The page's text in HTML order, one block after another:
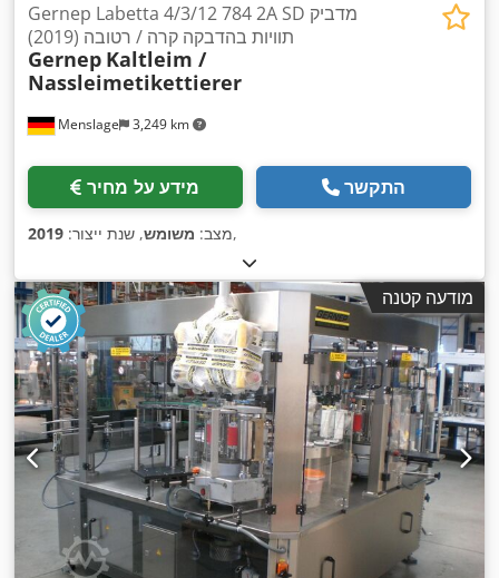
Menslage 3,249 km
Gernep Labetta 4/3/12 784 2A SD מדביק
תוויות בהדבקה קרה / רטובה (2019)
Gernep Kaltleim /
Nassleimetikettierer
מידע על מחיר התקשר
מצב: משומש, שנת ייצור: 2019 ,
מודעה קטנה